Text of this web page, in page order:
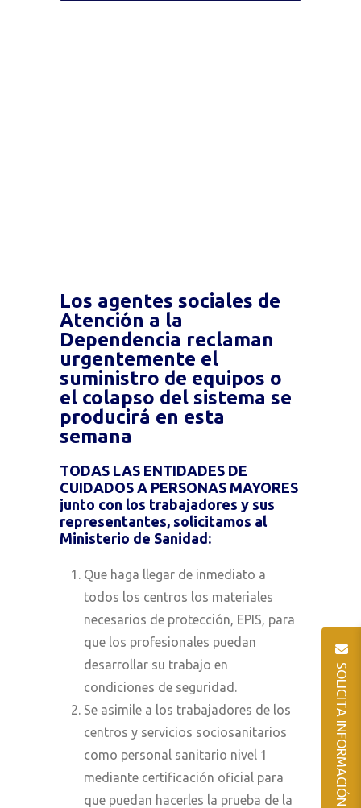
Los agentes sociales de
Atención a la
Dependencia reclaman
urgentemente el
suministro de equipos o
el colapso del sistema se
producirá en esta
semana
TODAS LAS ENTIDADES DE
CUIDADOS A PERSONAS MAYORES
junto con los trabajadores y sus
representantes, solicitamos al
Ministerio de Sanidad:
Que haga llegar de inmediato a
todos los centros los materiales
necesarios de protección, EPIS, para
que los profesionales puedan
desarrollar su trabajo en
condiciones de seguridad.
Se asimile a los trabajadores de los
centros y servicios sociosanitarios
como personal sanitario nivel 1
mediante certificación oficial para
que puedan hacerles la prueba de la
SOLICITA INFORMACIÓN